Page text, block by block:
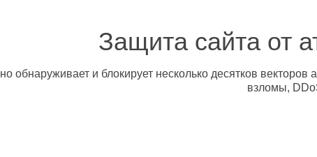
Защита сайта от
обнаруживает и блокирует несколько десятков
взломы,